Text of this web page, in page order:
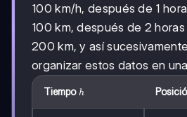
100 km/h, después de 1
100 km, después de 2
200 km, y así
organizar estos datos en
Tiempo h
h